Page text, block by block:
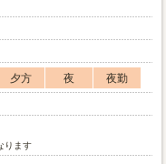
夕方 夜
夜勤
ります